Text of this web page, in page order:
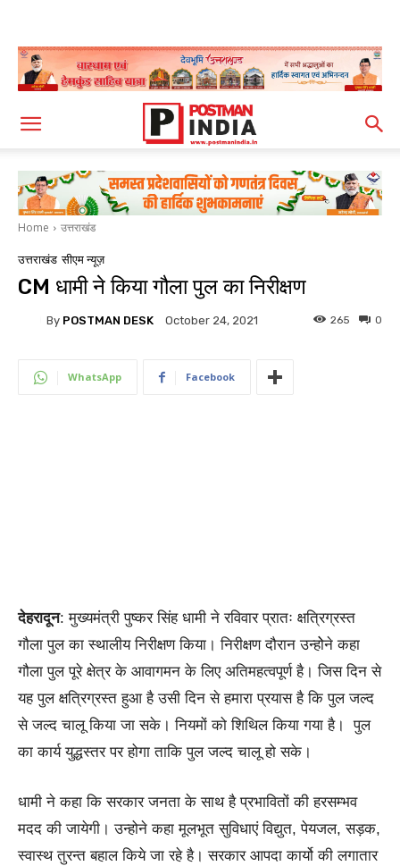
Home उत्तराखंड
उत्तराखंड सीएम न्यूज़
CM धामी ने किया गौला पुल का निरीक्षण
By POSTMAN DESK October 24, 2021 0
265
WhatsApp Facebook
देहरादून: मुख्यमंत्री पुष्कर सिंह धामी ने रविवार प्रातः क्षत्रिग्रस्त
गौला पुल का स्थालीय निरीक्षण किया। निरीक्षण दौरान उन्होेने कहा
गौला पुल पूरे क्षेत्र के आवागमन के लिए अतिमहत्वपूर्ण है। जिस दिन से
यह पुल क्षत्रिग्रस्त हुआ है उसी दिन से हमारा प्रयास है कि पुल जल्द
से जल्द चालू किया जा सके। नियमों को शिथिल किया गया है। पुल
का कार्य युद्धस्तर पर होगा ताकि पुल जल्द चालू हो सके।
धामी ने कहा कि सरकार जनता के साथ है प्रभावितों की हरसम्भव
मदद की जायेगी। उन्होने कहा मूलभूत सुविधाएं विद्युत, पेयजल, सड़क,
स्वास्थ तुरन्त बहाल किये जा रहे है। सरकार आपदा कार्यो की लगातार